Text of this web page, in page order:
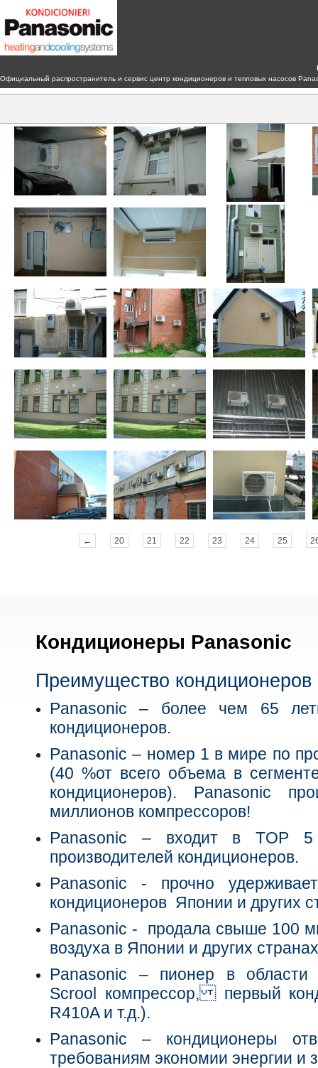
Официальный распространитель и сервис центр кондиционеров и тепловых насосов
← 20 21 22 23 24 25
Кондиционеры Panasonic
Преимущество кондиционеров
Panasonic – более чем 65
кондиционеров.
Panasonic – номер 1 в мире по
(40 %от всего объема в
кондиционеров). Panasonic
миллионов компрессоров!
Panasonic – входит в TOP
производителей кондиционеров.
Panasonic - прочно
кондиционеров Японии и других
Panasonic - продала свыше 100
воздуха в Японии и других
Panasonic – пионер в области
Scrool компрессор, первый
R410A и т.д.).
Panasonic – кондиционеры
требованиям экономии энергии и